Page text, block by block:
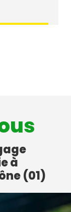
à
(01)